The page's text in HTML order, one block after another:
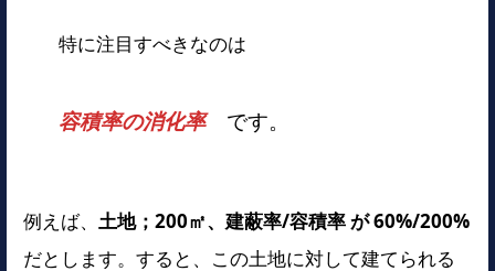
特に注目すべきなのは
容積率の消化率です。
例えば、 土地；200㎡、建蔽率/容積率 が 60%/200%
だとします。すると、この土地に対して建てられる